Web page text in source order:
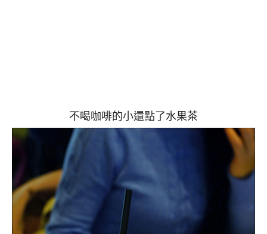
不喝咖啡的小還點了水果茶